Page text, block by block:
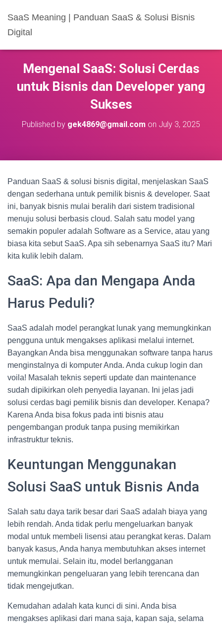
SaaS Meaning | Panduan SaaS & Solusi Bisnis
Digital
Mengenal SaaS: Solusi Cerdas
untuk Bisnis dan Developer yang
Sukses
Published by gek4869@gmail.com on July 3, 2025
Panduan SaaS & solusi bisnis digital, menjelaskan SaaS
dengan sederhana untuk pemilik bisnis & developer. Saat
ini, banyak bisnis mulai beralih dari sistem tradisional
menuju solusi berbasis cloud. Salah satu model yang
semakin populer adalah Software as a Service, atau yang
biasa kita sebut SaaS. Apa sih sebenarnya SaaS itu? Mari
kita kulik lebih dalam.
SaaS: Apa dan Mengapa Anda
Harus Peduli?
SaaS adalah model perangkat lunak yang memungkinkan
pengguna untuk mengakses aplikasi melalui internet.
Bayangkan Anda bisa menggunakan software tanpa harus
menginstalnya di komputer Anda. Anda cukup login dan
voila! Masalah teknis seperti update dan maintenance
sudah dipikirkan oleh penyedia layanan. Ini jelas jadi
solusi cerdas bagi pemilik bisnis dan developer. Kenapa?
Karena Anda bisa fokus pada inti bisnis atau
pengembangan produk tanpa pusing memikirkan
infrastruktur teknis.
Keuntungan Menggunakan
Solusi SaaS untuk Bisnis Anda
Salah satu daya tarik besar dari SaaS adalah biaya yang
lebih rendah. Anda tidak perlu mengeluarkan banyak
modal untuk membeli lisensi atau perangkat keras. Dalam
banyak kasus, Anda hanya membutuhkan akses internet
untuk memulai. Selain itu, model berlangganan
memungkinkan pengeluaran yang lebih terencana dan
tidak mengejutkan.
Kemudahan adalah kata kunci di sini. Anda bisa
mengakses aplikasi dari mana saja, kapan saja, selama